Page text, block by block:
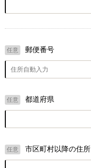
任意 郵便番号
任意 都道府県
任意 市区町村以降の住所